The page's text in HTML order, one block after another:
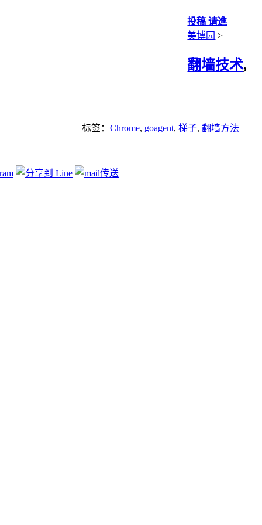
投稿 请進
美博园 >
翻墙技术,
标签： Chrome, goagent, 梯子, 翻墙方法